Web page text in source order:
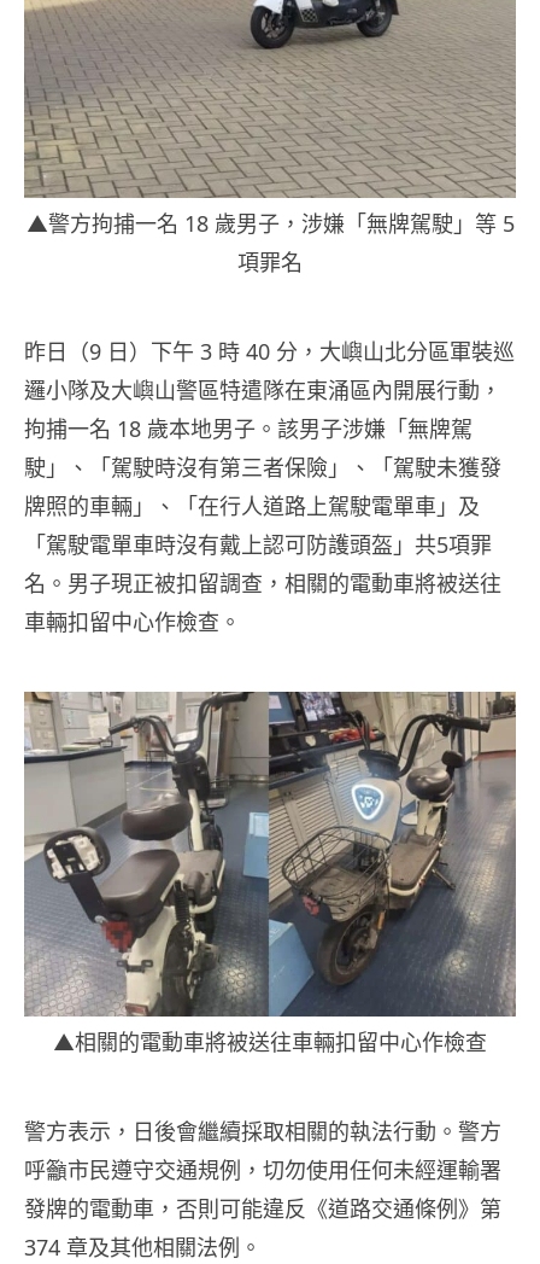
▲警方拘捕一名 18 歲男子，涉嫌「無牌駕駛」等 5
項罪名
昨日（9 日）下午 3 時 40 分，大嶼山北分區軍裝巡
邏小隊及大嶼山警區特遣隊在東涌區內開展行動，
拘捕一名 18 歲本地男子。該男子涉嫌「無牌駕
駛」、「駕駛時沒有第三者保險」、「駕駛未獲發
牌照的車輛」、「在行人道路上駕駛電單車」及
「駕駛電單車時沒有戴上認可防護頭盔」共5項罪
名。男子現正被扣留調查，相關的電動車將被送往
車輛扣留中心作檢查。
▲相關的電動車將被送往車輛扣留中心作檢查
警方表示，日後會繼續採取相關的執法行動。警方
呼籲市民遵守交通規例，切勿使用任何未經運輸署
發牌的電動車，否則可能違反《道路交通條例》第
374 章及其他相關法例。